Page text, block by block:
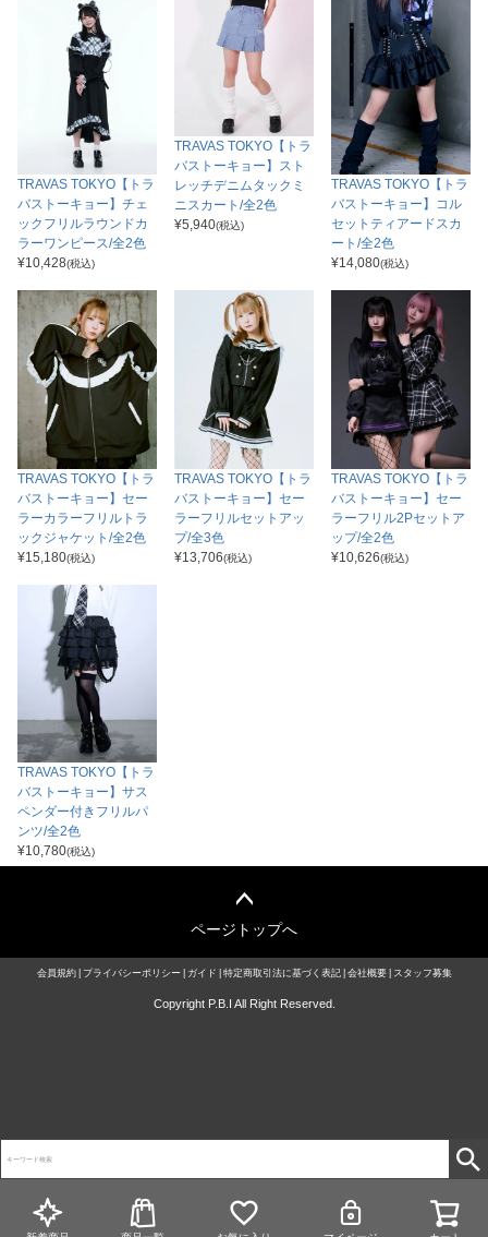
TRAVAS TOKYO【トラ
バストーキョー】チェ
ックフリルラウンドカ
ラーワンピース/全2色
¥10,428(税込)
TRAVAS TOKYO【トラ
バストーキョー】スト
レッチデニムタックミ
ニスカート/全2色
¥5,940(税込)
TRAVAS TOKYO【トラ
バストーキョー】コル
セットティアードスカ
ート/全2色
¥14,080(税込)
TRAVAS TOKYO【トラ
バストーキョー】セー
ラーカラーフリルトラ
ックジャケット/全2色
¥15,180(税込)
TRAVAS TOKYO【トラ
バストーキョー】セー
ラーフリルセットアッ
プ/全3色
¥13,706(税込)
TRAVAS TOKYO【トラ
バストーキョー】セー
ラーフリル2Pセットア
ップ/全2色
¥10,626(税込)
TRAVAS TOKYO【トラ
バストーキョー】サス
ペンダー付きフリルパ
ンツ/全2色
¥10,780(税込)
ページトップへ
会員規約 プライバシーポリシー ガイド 特定商取引法に基づく表記 会社概要 スタッフ募集
Copyright P.B.I All Right Reserved.